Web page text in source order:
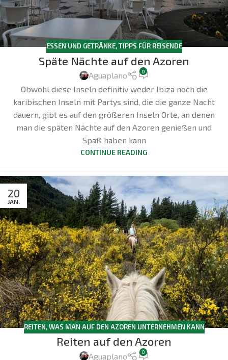
ESSEN UND GETRÄNKE,TIPPS FÜR REISENDE
Späte Nächte auf den Azoren
Aguaplano 0
Obwohl diese Inseln definitiv weder Ibiza noch die
karibischen Inseln mit Partys sind, die die ganze Nacht
dauern, gibt es auf den größeren Inseln Orte, an denen
man die späten Nächte auf den Azoren genießen und
Spaß haben kann
CONTINUE READING
20
JAN.
REITEN,WAS MAN AUF DEN AZOREN UNTERNEHMEN KANN
Reiten auf den Azoren
Aguaplano 0